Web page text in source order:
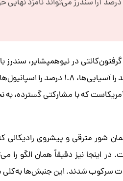
امیدها کمرنگ شده، اما هنوز هم با کسب حدود 60 درصد آرا
که با مشارکتی گسترده، به
مترقی و پیشروی رادیکالی که
در اینجا نیز دقیقاً همان الگو
و قدرت‌های مالی در سال ۲۰۱۱ به شدت سرکوب